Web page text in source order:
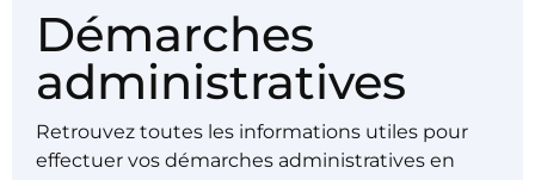
Démarches
administratives
Retrouvez toutes les informations utiles pour
effectuer vos démarches administratives en